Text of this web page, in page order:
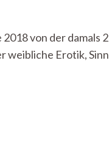
von der damals
weibliche Erotik,